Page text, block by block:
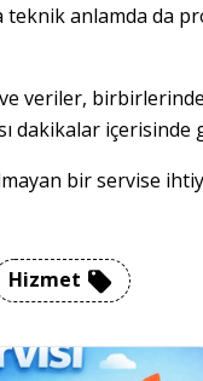
anlamda da
veriler,
dakikalar
bir servise
Hizmet